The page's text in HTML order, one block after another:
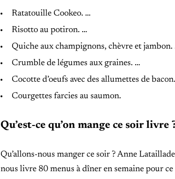
Ratatouille Cookeo. …
Risotto au potiron. …
Quiche aux champignons, chèvre et jambon.
Crumble de légumes aux graines. …
Cocotte d’oeufs avec des allumettes de
Courgettes farcies au saumon.
Qu’est-ce qu’on mange ce soir livre
Qu’allons-nous manger ce soir ? Anne
nous livre 80 menus à dîner en semaine pour